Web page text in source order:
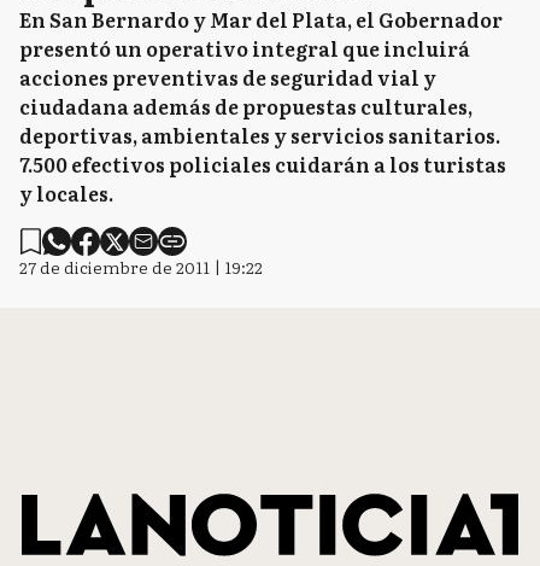
En San Bernardo y Mar del Plata, el Gobernador
presentó un operativo integral que incluirá
acciones preventivas de seguridad vial y
ciudadana además de propuestas culturales,
deportivas, ambientales y servicios sanitarios.
7.500 efectivos policiales cuidarán a los turistas
y locales.
27 de diciembre de 2011 | 19:22